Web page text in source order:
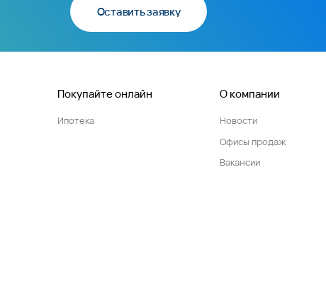
Оставить заявку
Покупайте онлайн
Ипотека
О компании
Новости
Офисы продаж
Вакансии